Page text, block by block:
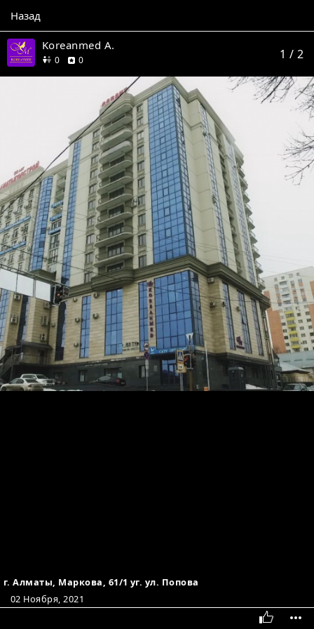
Назад
Koreanmed A.
0друзей
0отзывов 1 / 2
г. Алматы, Маркова, 61/1 уг. ул. Попова
02 Ноября, 2021